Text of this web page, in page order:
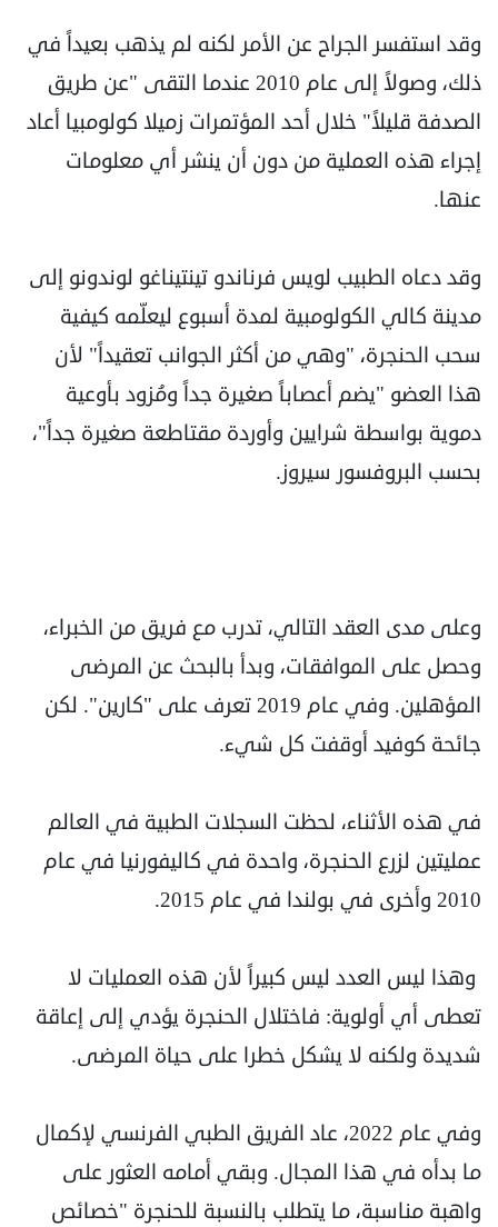
وقد استفسر الجراح عن الأمر لكنه لم يذهب بعيداً في
ذلك، وصولاً إلى عام 2010 عندما التقى "عن طريق
الصدفة قليلاً" خلال أحد المؤتمرات زميلا كولومبيا أعاد
إجراء هذه العملية من دون أن ينشر أي معلومات
عنها.
وقد دعاه الطبيب لويس فرناندو تينتيناغو لوندونو إلى
مدينة كالي الكولومبية لمدة أسبوع ليعلّمه كيفية
سحب الحنجرة، "وهي من أكثر الجوانب تعقيداً" لأن
هذا العضو "يضم أعصاباً صغيرة جداً ومُزود بأوعية
دموية بواسطة شرايين وأوردة مقتاطعة صغيرة جداً"،
بحسب البروفسور سيروز.
وعلى مدى العقد التالي، تدرب مع فريق من الخبراء،
وحصل على الموافقات، وبدأ بالبحث عن المرضى
المؤهلين. وفي عام 2019 تعرف على "كارين". لكن
جائحة كوفيد أوقفت كل شيء.
في هذه الأثناء، لحظت السجلات الطبية في العالم
عمليتين لزرع الحنجرة، واحدة في كاليفورنيا في عام
2010 وأخرى في بولندا في عام 2015.
وهذا ليس العدد ليس كبيراً لأن هذه العمليات لا
تعطى أي أولوية: فاختلال الحنجرة يؤدي إلى إعاقة
شديدة ولكنه لا يشكل خطرا على حياة المرضى.
وفي عام 2022، عاد الفريق الطبي الفرنسي لإكمال
ما بدأه في هذا المجال. وبقي أمامه العثور على
واهبة مناسبة، ما يتطلب بالنسبة للحنجرة "خصائص